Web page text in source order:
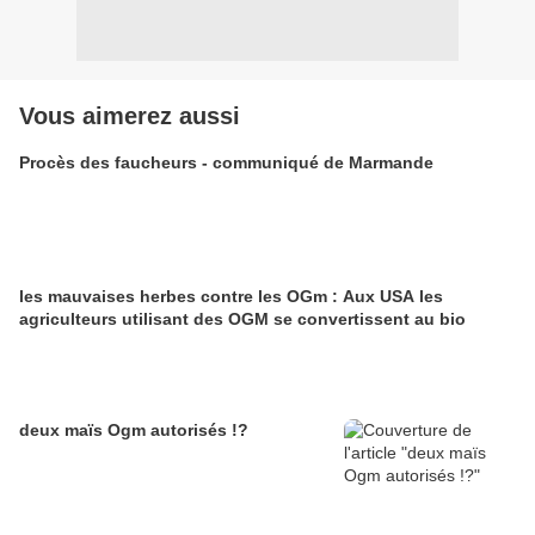
Vous aimerez aussi
Procès des faucheurs - communiqué de Marmande
les mauvaises herbes contre les OGm : Aux USA les
agriculteurs utilisant des OGM se convertissent au bio
deux maïs Ogm autorisés !?